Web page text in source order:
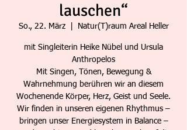
lauschen“
So., 22. März
  |
Natur(T)raum Areal Heller
mit Singleiterin Heike Nübel und Ursula
Anthropelos
Mit Singen, Tönen, Bewegung &
Wahrnehmung berühren wir an diesem
Wochenende Körper, Herz, Geist und Seele.
Wir finden in unseren eigenen Rhythmus –
bringen unser Energiesystem in Balance –